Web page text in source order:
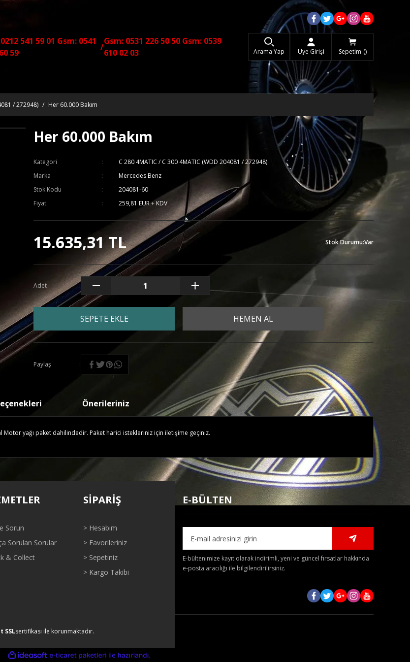
541 59 01 Gsm: 0541
59
/
Gsm: 0531 226 50 50 Gsm: 0539
610 02 03
Arama Yap Üye Girişi Sepetim
/ 272948) Her 60.000 Bakım
Her 60.000 Bakım
Kategori
C 280 4MATIC / C 300 4MATIC (WDD 204081 / 272948)
Marka
Mercedes Benz
Stok Kodu
204081-60
Fiyat
259,81 EUR + KDV
15.635,31 TL Stok Durumu:Var
Adet
SEPETE EKLE HEMEN AL
Paylaş
Önerileriniz
yağı paket dahilindedir. Paket harici istekleriniz için iletişime geçiniz.
yetersiz gördüğünüz noktaları öneri formunu kullanarak tarafımıza iletebilirsiniz.
Gönder
Sorun
Sorulan Sorular
& Collect
SİPARİŞ
> Hesabım
> Favorileriniz
> Sepetiniz
> Kargo Takibi
E-BÜLTEN
E-bültenimize kayıt olarak indirimli, yeni ve güncel fırsatlar hakkında
e-posta aracılığı ile bilgilendirilirsiniz.
SSLsertifikası ile korunmaktadır.
ideasoft
e-